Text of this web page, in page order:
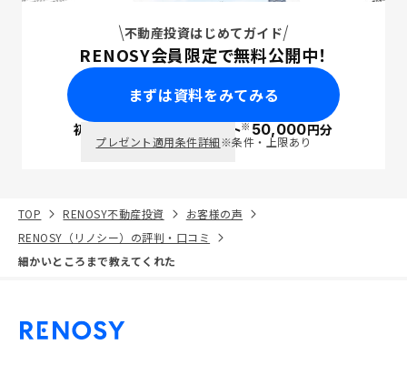
不動産投資はじめてガイド
RENOSY会員限定で無料公開中！
まずは資料をみてみる
初回面談で ポイント※50,000円分
プレゼント適用条件詳細※条件・上限あり
TOP RENOSY不動産投資
お客様の声
RENOSY（リノシー）の評判・口コミ
細かいところまで教えてくれた